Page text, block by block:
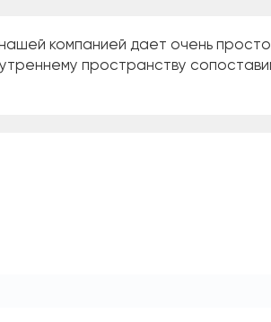
компанией дает очень
пространству